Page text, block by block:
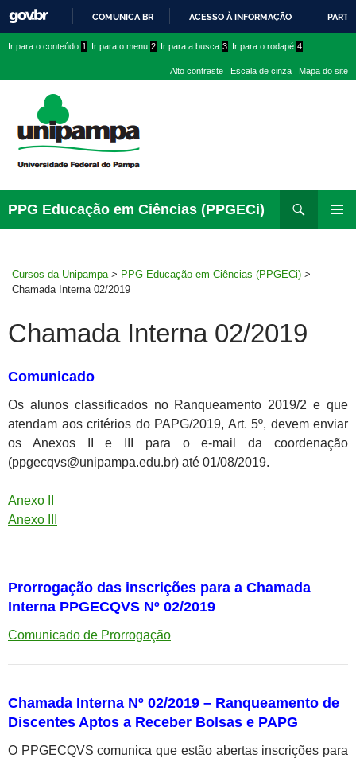
PARA
CONTEÚDO
COMUNICA BR ACESSO À INFORMAÇÃO
conteúdo
menu
superior
menu
Ir para o conteúdo 1 Ir para o menu 2 Ir para a busca 3 Ir para o rodapé 4
Alto contraste Escala de cinza Mapa do site
PPG Educação em Ciências (PPGECi)
Cursos da Unipampa > PPG Educação em Ciências (PPGECi) >
Chamada Interna 02/2019
Chamada Interna 02/2019
Comunicado
Os alunos classificados no Ranqueamento 2019/2 e que
atendam aos critérios do PAPG/2019, Art. 5º, devem enviar
os Anexos II e III para o e-mail da coordenação
(ppgecqvs@unipampa.edu.br) até 01/08/2019.
Anexo II
Anexo III
Prorrogação das inscrições para a Chamada
Interna PPGECQVS Nº 02/2019
Comunicado de Prorrogação
Chamada Interna Nº 02/2019 – Ranqueamento de
Discentes Aptos a Receber Bolsas e PAPG
O PPGECQVS comunica que estão abertas inscrições para